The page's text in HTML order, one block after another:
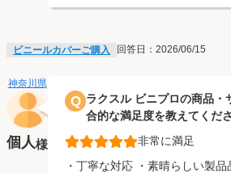
ビニールカバーご購入 回答日：2026/06/15
神奈川県
個人様
Q ラクスル ビニプロの商品・
合的な満足度を教えてくださ
非常に満足
・丁寧な対応 ・素晴らしい製